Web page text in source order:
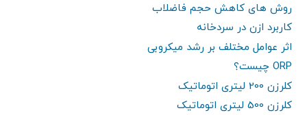
روش های کاهش حجم فاضلاب
کاربرد ازن در سردخانه
اثر عوامل مختلف بر رشد میکروبی
ORP چیست؟
کلرزن 200 لیتری اتوماتیک
کلرزن 500 لیتری اتوماتیک